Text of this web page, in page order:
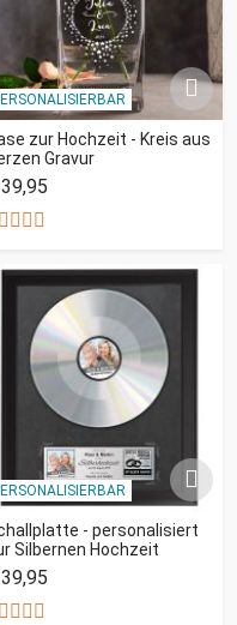
zur Hochzeit - Kreis aus
Gravur
- personalisiert
Silbernen Hochzeit